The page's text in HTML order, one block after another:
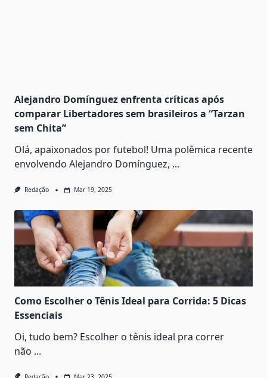
Alejandro Domínguez enfrenta críticas após
comparar Libertadores sem brasileiros a “Tarzan
sem Chita”
Olá, apaixonados por futebol! Uma polêmica recente
envolvendo Alejandro Domínguez, ...
Redação Mar 19, 2025
Como Escolher o Tênis Ideal para Corrida: 5 Dicas
Essenciais
Oi, tudo bem? Escolher o tênis ideal pra correr
não ...